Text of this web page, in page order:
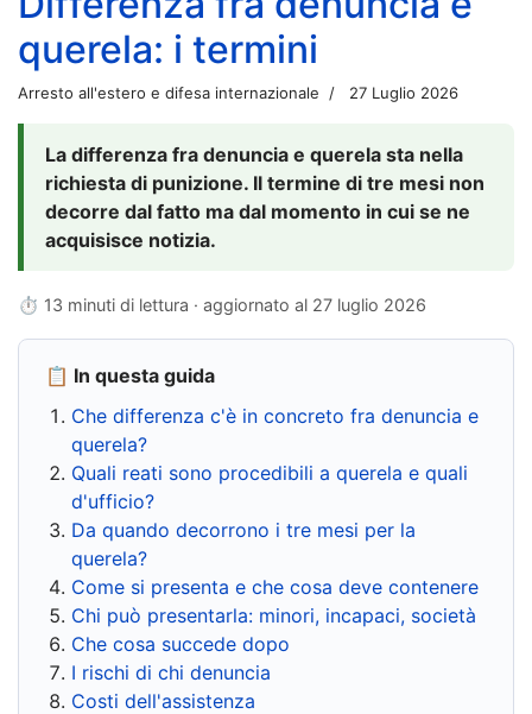
querela: i termini
Arresto all'estero e difesa internazionale 27 Luglio 2026
La differenza fra denuncia e querela sta nella
richiesta di punizione. Il termine di tre mesi non
decorre dal fatto ma dal momento in cui se ne
acquisisce notizia.
⏱ 13 minuti di lettura · aggiornato al 27 luglio 2026
📋 In questa guida
Che differenza c'è in concreto fra denuncia e
querela?
Quali reati sono procedibili a querela e quali
d'ufficio?
Da quando decorrono i tre mesi per la
querela?
Come si presenta e che cosa deve contenere
Chi può presentarla: minori, incapaci, società
Che cosa succede dopo
I rischi di chi denuncia
Costi dell'assistenza